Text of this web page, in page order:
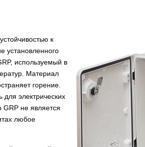
к
установленного
используемый в
Материал
горение.
электрических
не является
любое